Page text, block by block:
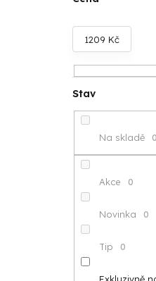
s
t
r
a
n
n
a
n
1209 Kč
Stav
Na skladě 0
Akce 0
Novinka 0
Tip 0